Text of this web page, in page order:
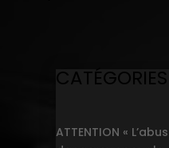
CATÉGORIES
ATTENTION «